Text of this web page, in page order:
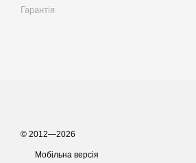
Гарантія
© 2012—2026
Мобільна версія